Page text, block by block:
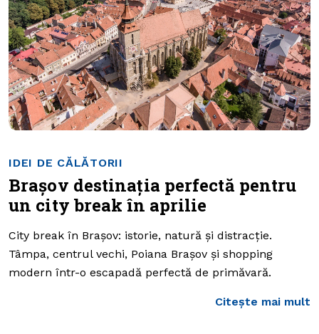
IDEI DE CĂLĂTORII
Brașov destinația perfectă pentru
un city break în aprilie
City break în Brașov: istorie, natură și distracție.
Tâmpa, centrul vechi, Poiana Brașov și shopping
modern într-o escapadă perfectă de primăvară.
Citește mai mult